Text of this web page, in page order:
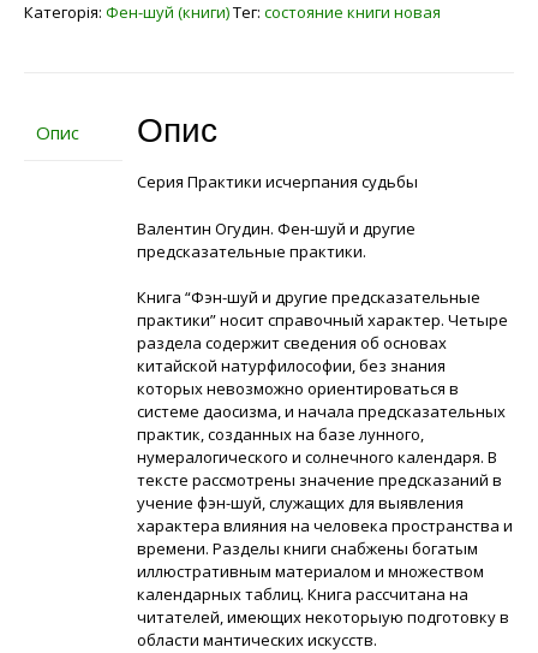
Категорія: Фен-шуй (книги)Тег: состояние книги новая
Опис Опис
Серия Практики исчерпания судьбы
Валентин Огудин. Фен-шуй и другие
предсказательные практики.
Книга “Фэн-шуй и другие предсказательные
практики” носит справочный характер. Четыре
раздела содержит сведения об основах
китайской натурфилософии, без знания
которых невозможно ориентироваться в
системе даосизма, и начала предсказательных
практик, созданных на базе лунного,
нумералогического и солнечного календаря. В
тексте рассмотрены значение предсказаний в
учение фэн-шуй, служащих для выявления
характера влияния на человека пространства и
времени. Разделы книги снабжены богатым
иллюстративным материалом и множеством
календарных таблиц. Книга рассчитана на
читателей, имеющих некоторыую подготовку в
области мантических искусств.